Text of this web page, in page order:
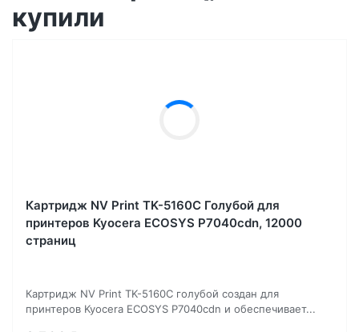
купили
Картридж NV Print TK-5160C Голубой для
принтеров Kyocera ECOSYS P7040cdn, 12000
страниц
Картридж NV Print TK-5160C голубой создан для
принтеров Kyocera ECOSYS P7040cdn и обеспечивает...